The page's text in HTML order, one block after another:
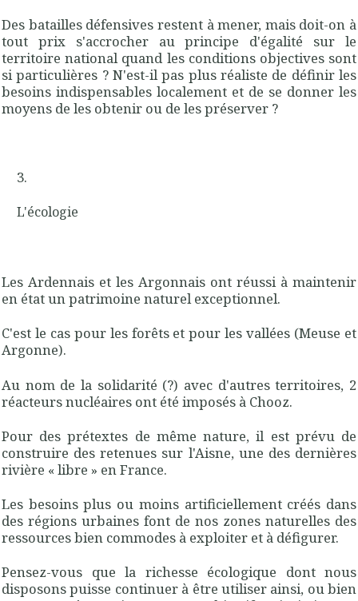
Des batailles défensives restent à mener, mais doit-on à
tout prix s'accrocher au principe d'égalité sur le
territoire national quand les conditions objectives sont
si particulières ? N'est-il pas plus réaliste de définir les
besoins indispensables localement et de se donner les
moyens de les obtenir ou de les préserver ?
L'écologie
Les Ardennais et les Argonnais ont réussi à maintenir
en état un patrimoine naturel exceptionnel.
C'est le cas pour les forêts et pour les vallées (Meuse et
Argonne).
Au nom de la solidarité (?) avec d'autres territoires, 2
réacteurs nucléaires ont été imposés à Chooz.
Pour des prétextes de même nature, il est prévu de
construire des retenues sur l'Aisne, une des dernières
rivière « libre » en France.
Les besoins plus ou moins artificiellement créés dans
des régions urbaines font de nos zones naturelles des
ressources bien commodes à exploiter et à défigurer.
Pensez-vous que la richesse écologique dont nous
disposons puisse continuer à être utiliser ainsi, ou bien